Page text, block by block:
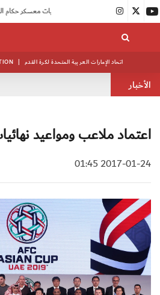
| اتحاد الإمارات العربية المتحدة لكرة القدم
الأخبار
اعتماد ملاعب ومواعيد
2017-01-24 01:45